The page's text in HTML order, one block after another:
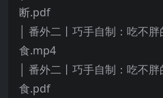
断.pdf
│ 番外二丨巧手自制：吃不
食.mp4
│ 番外二丨巧手自制：吃不
食.pdf